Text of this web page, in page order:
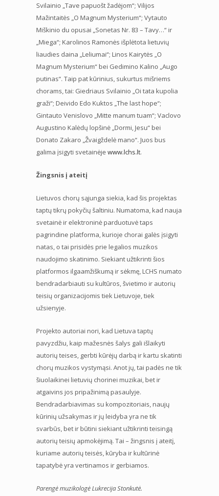
Svilainio „Tave papuošt žadėjom“; Vilijos
Mažintaitės „O Magnum Mysterium“; Vytauto
Miškinio du opusai „Sonetas Nr. 83 – Tavy…“ ir
„Miega“; Karolinos Ramonės išplėtota lietuvių
liaudies daina „Leliumai“; Linos Kairytės „O
Magnum Mysterium“ bei Gedimino Kalino „Augo
putinas“. Taip pat kūrinius, sukurtus mišriems
chorams, tai: Giedriaus Svilainio „Oi tata kupolia
graži“; Deivido Edo Kuktos „The last hope“;
Gintauto Venislovo „Mitte manum tuam“; Vaclovo
Augustino Kalėdų lopšinė „Dormi, Jesu“ bei
Donato Zakaro „Žvaigždelė mano“. Juos bus
galima įsigyti svetainėje www.lchs.lt.
Žingsnis į ateitį
Lietuvos chorų sąjunga siekia, kad šis projektas
taptų tikrų pokyčių šaltiniu. Numatoma, kad nauja
svetainė ir elektroninė parduotuvė taps
pagrindine platforma, kurioje chorai galės įsigyti
natas, o tai prisidės prie legalios muzikos
naudojimo skatinimo. Siekiant užtikrinti šios
platformos ilgaamžiškumą ir sėkmę, LCHS numato
bendradarbiauti su kultūros, švietimo ir autorių
teisių organizacijomis tiek Lietuvoje, tiek
užsienyje.
Projekto autoriai nori, kad Lietuva taptų
pavyzdžiu, kaip mažesnės šalys gali išlaikyti
autorių teises, gerbti kūrėjų darbą ir kartu skatinti
chorų muzikos vystymąsi. Anot jų, tai padės ne tik
šiuolaikinei lietuvių chorinei muzikai, bet ir
atgaivins jos pripažinimą pasaulyje.
Bendradarbiavimas su kompozitoriais, naujų
kūrinių užsakymas ir jų leidyba yra ne tik
svarbūs, bet ir būtini siekiant užtikrinti teisingą
autorių teisių apmokėjimą. Tai – žingsnis į ateitį,
kuriame autorių teisės, kūryba ir kultūrinė
tapatybė yra vertinamos ir gerbiamos.
Parengė muzikologė Lukrecija Stonkutė.